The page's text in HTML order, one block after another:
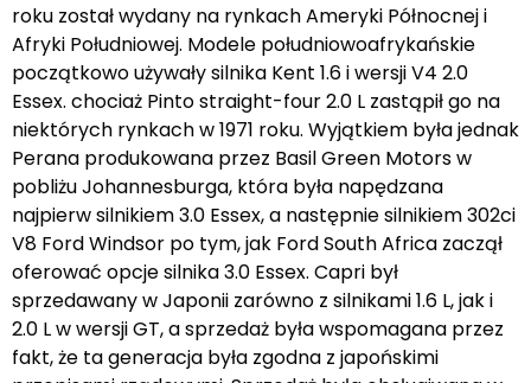
roku został wydany na rynkach Ameryki Północnej i
Afryki Południowej. Modele południowoafrykańskie
początkowo używały silnika Kent 1.6 i wersji V4 2.0
Essex. chociaż Pinto straight-four 2.0 L zastąpił go na
niektórych rynkach w 1971 roku. Wyjątkiem była jednak
Perana produkowana przez Basil Green Motors w
pobliżu Johannesburga, która była napędzana
najpierw silnikiem 3.0 Essex, a następnie silnikiem 302ci
V8 Ford Windsor po tym, jak Ford South Africa zaczął
oferować opcje silnika 3.0 Essex. Capri był
sprzedawany w Japonii zarówno z silnikami 1.6 L, jak i
2.0 L w wersji GT, a sprzedaż była wspomagana przez
fakt, że ta generacja była zgodna z japońskimi